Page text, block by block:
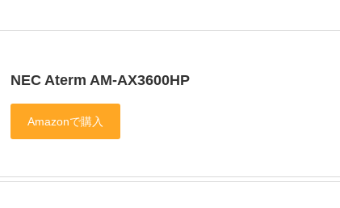
NEC Aterm AM-AX3600HP